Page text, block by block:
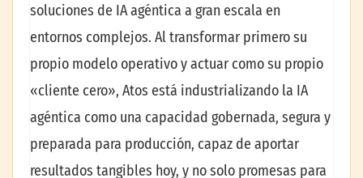
soluciones de IA agéntica a gran escala en
entornos complejos. Al transformar primero su
propio modelo operativo y actuar como su propio
«cliente cero», Atos está industrializando la IA
agéntica como una capacidad gobernada, segura y
preparada para producción, capaz de aportar
resultados tangibles hoy, y no solo promesas para